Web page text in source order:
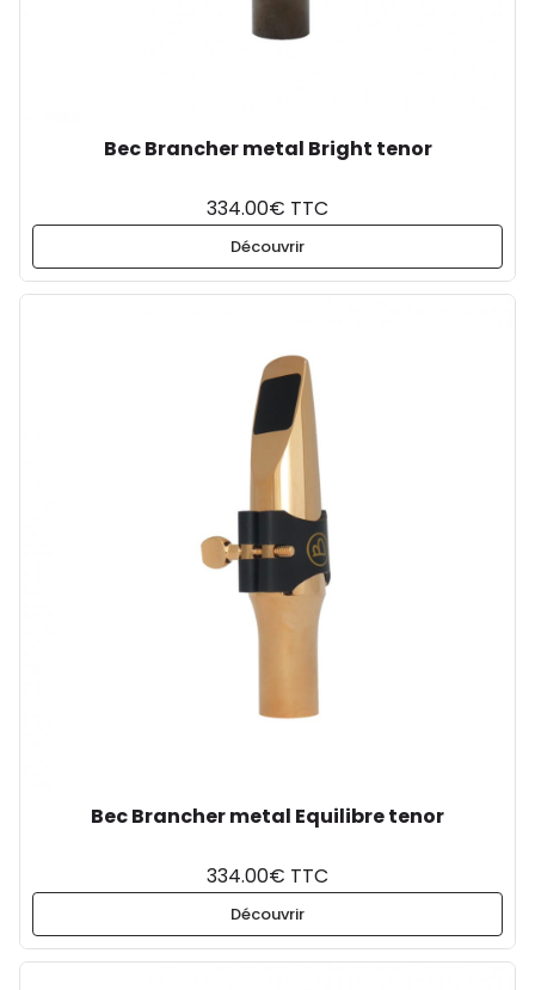
Bec Brancher metal Bright tenor
334.00€ TTC
Découvrir
Bec Brancher metal Equilibre tenor
334.00€ TTC
Découvrir